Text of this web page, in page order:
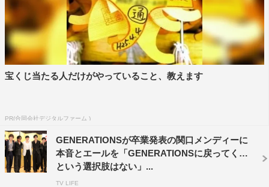
チケット料金：4,000円（税込・決済手数料込み）
脚本・演出：鈴乃音／鈴木おさむ
主催：LDH O
＜あらすじ＞
まだブレイクしていない5人のダンスチーム「RINDA」。
一緒にトップダンサーを目指してきた彼らが、“ダンス・
友情・夢”の狭間で揺れ動く。そんな彼らに、別れや後悔
宝くじ当たる人だけがやっていること、教えます
PR(合同会社デジタルファーム )
GENERATIONSが卒業発表の関口メンディーに
本音とエールを「GENERATIONSに戻ってくる
という選択肢はない」...
TV LIFE